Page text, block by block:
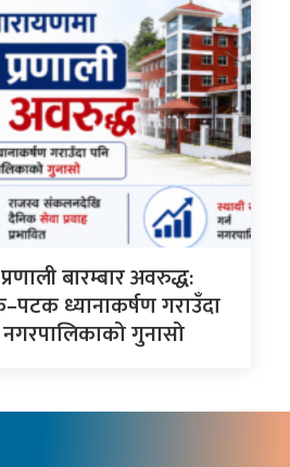
बारम्बार अवरुद्ध:
ध्यानाकर्षण गराउँदा
गुनासो